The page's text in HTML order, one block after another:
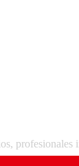
profesionales